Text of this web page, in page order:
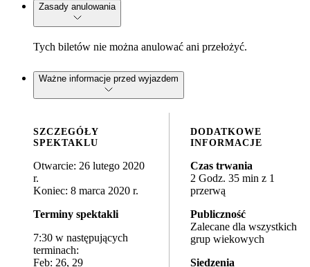
Zasady anulowania
Tych biletów nie można anulować ani przełożyć.
Ważne informacje przed wyjazdem
SZCZEGÓŁY
SPEKTAKLU
Otwarcie: 26 lutego 2020
r.
Koniec: 8 marca 2020 r.
Terminy spektakli
7:30 w następujących
terminach:
Feb: 26, 29
DODATKOWE
INFORMACJE
Czas trwania
2 Godz. 35 min z 1
przerwą
Publiczność
Zalecane dla wszystkich
grup wiekowych
Siedzenia